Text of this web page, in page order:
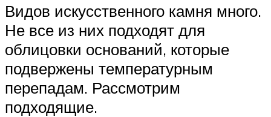
Видов искусственного камня много.
Не все из них подходят для
облицовки оснований, которые
подвержены температурным
перепадам. Рассмотрим
подходящие.